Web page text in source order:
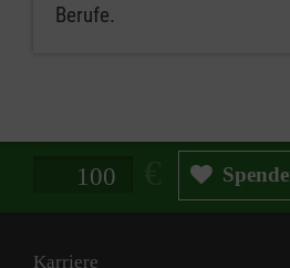
Berufe.
Spendenbetrag in Euro
Karriere